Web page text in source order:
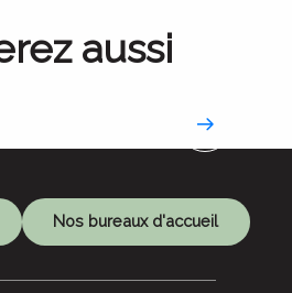
aussi
Nos bureaux d'accueil